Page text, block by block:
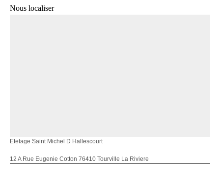
Nous localiser
Etetage Saint Michel D Hallescourt
12 A Rue Eugenie Cotton 76410 Tourville La Riviere